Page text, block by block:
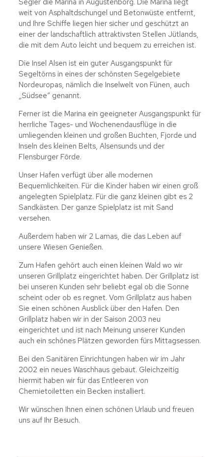
Segler die Marina in Augustenborg. Die Marina liegt
weit von Asphaltdschungel und Betonwüste entfernt,
und Ihre Schiffe liegen hier sicher und geschützt an
einer der landschaftlich attraktivsten Stellen Jütlands,
die mit dem Auto leicht und bequem zu erreichen ist.
Die Insel Alsen ist ein guter Ausgangspunkt für
Segeltörns in eines der schönsten Segelgebiete
Nordeuropas, nämlich die Inselwelt von Fünen, auch
„Südsee“ genannt.
Ferner ist die Marina ein geeigneter Ausgangspunkt für
herrliche Tages- und Wochenendausflüge in die
umliegenden kleinen und großen Buchten, Fjorde und
Inseln des kleinen Belts, Alsensunds und der
Flensburger Förde.
Unser Hafen verfügt über alle modernen
Bequemlichkeiten. Für die Kinder haben wir einen groß
angelegten Spielplatz. Für die ganz kleinen gibt es 2
Sandkästen. Der ganze Spielplatz ist mit Sand
versehen.
Außerdem haben wir 2 Lamas, die das Leben auf
unsere Wiesen Genießen.
Zum Hafen gehört auch einen kleinen Wald wo wir
unseren Grillplatz eingerichtet haben. Der Grillplatz ist
bei unseren Kunden sehr beliebt egal ob die Sonne
scheint oder ob es regnet. Vom Grillplatz aus haben
Sie einen schönen Ausblick über den Hafen. Den
Grillplatz haben wir in der Saison 2003 neu
eingerichtet und ist nach Meinung unserer Kunden
auch ein schönes Plätzen geworden fürs Mittagsessen.
Bei den Sanitären Einrichtungen haben wir im Jahr
2002 ein neues Waschhaus gebaut. Gleichzeitig
hiermit haben wir für das Entleeren von
Chemietoiletten ein Becken installiert.
Wir wünschen Ihnen einen schönen Urlaub und freuen
uns auf Ihr Besuch.